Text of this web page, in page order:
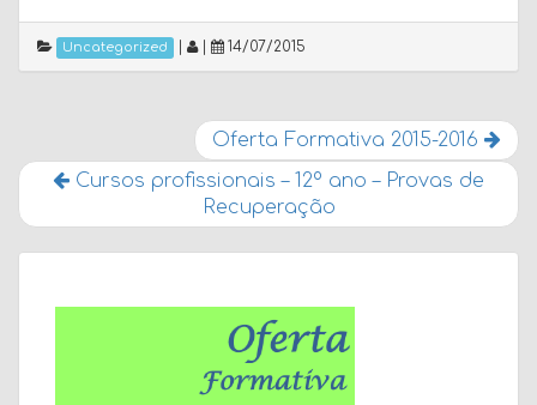
Uncategorized 14/07/2015
Oferta Formativa 2015-2016
Cursos profissionais – 12º ano – Provas de
Recuperação